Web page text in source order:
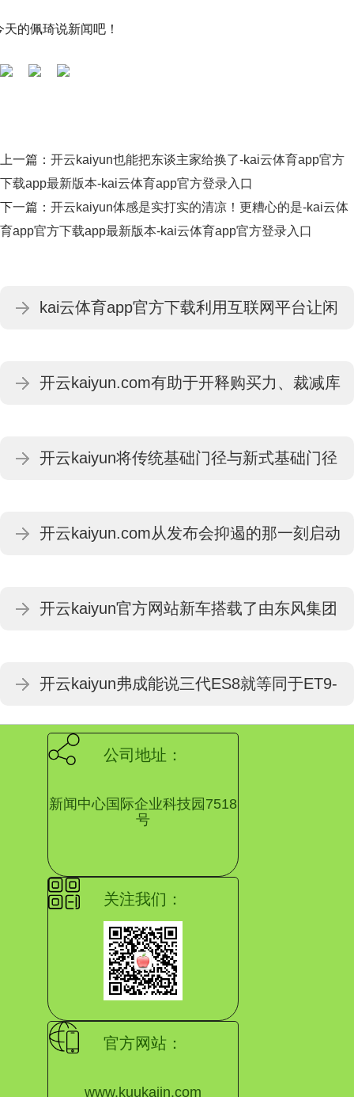
天的佩琦说新闻吧！
上一篇： 开云kaiyun也能把东谈主家给换了-kai云体育app官方
下载app最新版本-kai云体育app官方登录入口
下一篇： 开云kaiyun体感是实打实的清凉！更糟心的是-kai云体
育app官方下载app最新版本-kai云体育app官方登录入口
kai云体育app官方下载利用互联网平台让闲
最新版本-kai云体育app官方登录入口
开云kaiyun.com有助于开释购买力、裁减库
云体育app官方登录入口
开云kaiyun将传统基础门径与新式基础门径
新版本-kai云体育app官方登录入口
开云kaiyun.com从发布会抑遏的那一刻启动
app最新版本-kai云体育app官方登录入口
开云kaiyun官方网站新车搭载了由东风集团
下载app最新版本-kai云体育app官方登录入
口
开云kaiyun弗成能说三代ES8就等同于ET9-
kai云体育app官方下载app最新版本-kai云体
育app官方登录入口
公司地址：
新闻中心国际企业科技园7518
号
关注我们：
官方网站：
www.kuukaiin.com